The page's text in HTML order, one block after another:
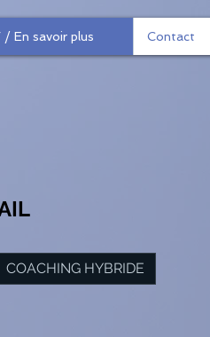
En savoir plus Contact
COACHING HYBRIDE